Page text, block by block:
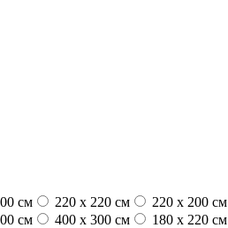
см 220 x 220 см 220 x 200 см
см 400 x 300 см
180 x 220 см